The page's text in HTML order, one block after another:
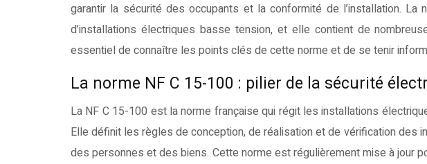
garantir la sécurité des occupants et la conformité de l’installation.
d’installations électriques basse tension, et elle contient de
essentiel de connaître les points clés de cette norme et de se tenir
La norme NF C 15-100 : pilier de la sécurité
La NF C 15-100 est la norme française qui régit les installations
Elle définit les règles de conception, de réalisation et de vérification des
des personnes et des biens. Cette norme est régulièrement mise à jour